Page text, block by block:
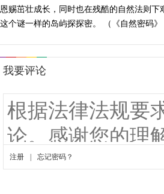
恩赐茁壮成长，同时也在残酷的自然法则
这个谜一样的岛屿探探密。 （《自然密码